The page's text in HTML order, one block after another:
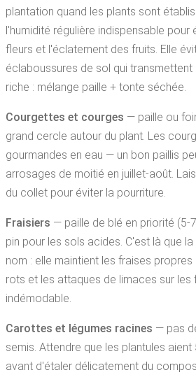
plantation quand les plants sont
l'humidité régulière indispensable pour
fleurs et l'éclatement des fruits. Elle
éclaboussures de sol qui transmettent
riche : mélange paille + tonte séchée.
Courgettes et courges — paille ou
grand cercle autour du plant. Les
gourmandes en eau — un bon paillis
arrosages de moitié en juillet-août.
du collet pour éviter la pourriture.
Fraisiers — paille de blé en priorité (5-
pin pour les sols acides. C'est là que
nom : elle maintient les fraises
rots et les attaques de limaces sur les
indémodable.
Carottes et légumes racines — pas
semis. Attendre que les plantules
avant d'étaler délicatement du